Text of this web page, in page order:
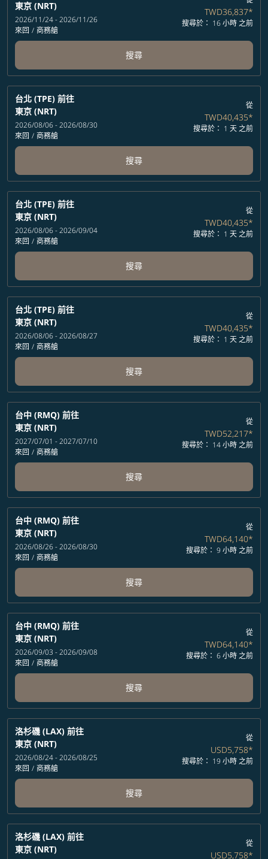
東京 (NRT)
2026/11/24 - 2026/11/26
來回 / 商務艙
TWD36,837*
搜尋於： 16 小時 之前
搜尋
台北 (TPE) 前往
東京 (NRT)
2026/08/06 - 2026/08/30
來回 / 商務艙
從
TWD40,435*
搜尋於： 1 天 之前
搜尋
台北 (TPE) 前往
東京 (NRT)
2026/08/06 - 2026/09/04
來回 / 商務艙
從
TWD40,435*
搜尋於： 1 天 之前
搜尋
台北 (TPE) 前往
東京 (NRT)
2026/08/06 - 2026/08/27
來回 / 商務艙
從
TWD40,435*
搜尋於： 1 天 之前
搜尋
台中 (RMQ) 前往
東京 (NRT)
2027/07/01 - 2027/07/10
來回 / 商務艙
從
TWD52,217*
搜尋於： 14 小時 之前
搜尋
台中 (RMQ) 前往
東京 (NRT)
2026/08/26 - 2026/08/30
來回 / 商務艙
從
TWD64,140*
搜尋於： 9 小時 之前
搜尋
台中 (RMQ) 前往
東京 (NRT)
2026/09/03 - 2026/09/08
來回 / 商務艙
從
TWD64,140*
搜尋於： 6 小時 之前
搜尋
洛杉磯 (LAX) 前往
東京 (NRT)
2026/08/24 - 2026/08/25
來回 / 商務艙
從
USD5,758*
搜尋於： 19 小時 之前
搜尋
洛杉磯 (LAX) 前往
東京 (NRT)
從
USD5,758*